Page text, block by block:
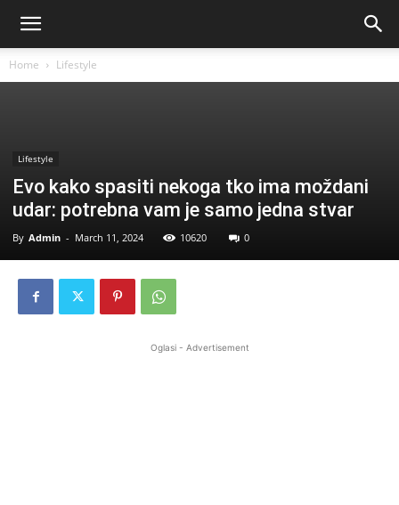
Home Lifestyle
Lifestyle
Evo kako spasiti nekoga tko ima moždani
udar: potrebna vam je samo jedna stvar
By Admin - March 11, 2024 10620 0
Oglasi - Advertisement